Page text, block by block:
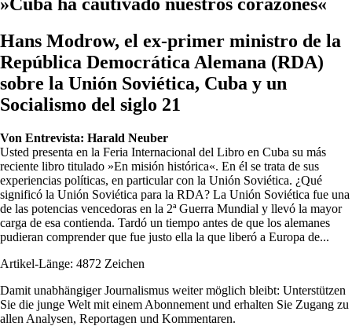
Hans Modrow, el ex-primer ministro de la
República Democrática Alemana (RDA)
sobre la Unión Soviética, Cuba y un
Socialismo del siglo 21
Von Entrevista: Harald Neuber
Usted presenta en la Feria Internacional del Libro en Cuba su más
reciente libro titulado »En misión histórica«. En él se trata de sus
experiencias políticas, en particular con la Unión Soviética. ¿Qué
significó la Unión Soviética para la RDA? La Unión Soviética fue una
de las potencias vencedoras en la 2ª Guerra Mundial y llevó la mayor
carga de esa contienda. Tardó un tiempo antes de que los alemanes
pudieran comprender que fue justo ella la que liberó a Europa de...
Artikel-Länge: 4872 Zeichen
Damit unabhängiger Journalismus weiter möglich bleibt: Unterstützen
Sie die junge Welt mit einem Abonnement und erhalten Sie Zugang zu
allen Analysen, Reportagen und Kommentaren.